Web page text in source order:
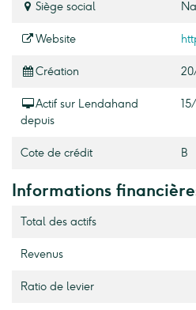
Siège social
Website
Création
Actif sur Lendahand
depuis
Cote de crédit B
Informations
Total des actifs
Revenus
Ratio de levier